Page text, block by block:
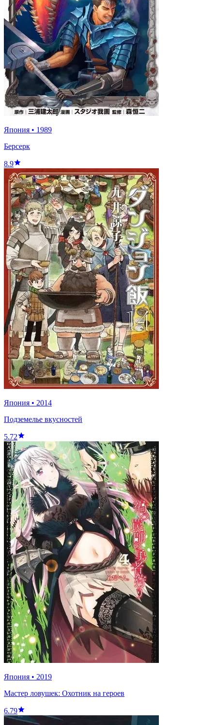
Япония • 1989
Берсерк
8.9
Япония • 2014
Подземелье вкусностей
5.72
Япония • 2019
Мастер ловушек: Охотник на героев
6.79